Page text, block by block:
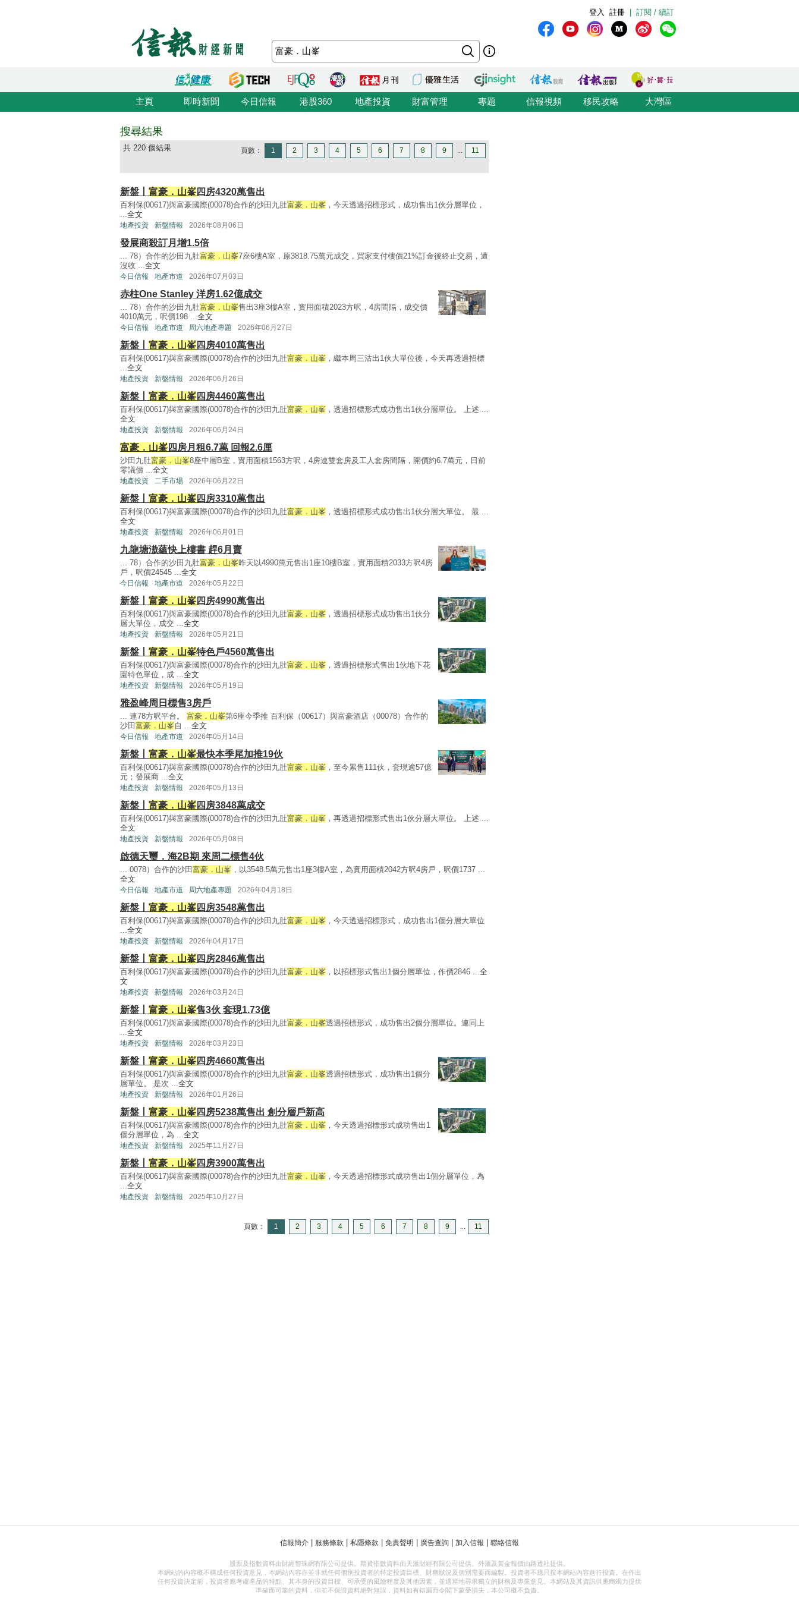
訂閱 / 續訂
註冊
登入
主頁 即時新聞 今日信報 港股360 地產投資 財富管理 專題 信報視頻 移民攻略 大灣區
搜尋結果
共 220 個結果 頁數： 1 2 3 4 5 6 7 8 9 ... 11
新盤丨 富豪．山峯四房4320萬售出
百利保(00617)與富豪國際(00078)合作的沙田九肚富豪．山峯 ，今天透過招標形式，成功售出1伙分層單位，
...全文
地產投資 新盤情報 2026年08月06日
發展商殺訂月增1.5倍
... 78）合作的沙田九肚富豪．山峯7座6樓A室，原3818.75萬元成交，買家支付樓價21%訂金後終止交易，遭
沒收 ...全文
今日信報 地產市道 2026年07月03日
赤柱One Stanley 洋房1.62億成交
... 78）合作的沙田九肚富豪．山峯售出3座3樓A室，實用面積2023方呎，4房間隔，成交價
4010萬元，呎價198 ...全文
今日信報 地產市道 周六地產專題 2026年06月27日
新盤丨 富豪．山峯四房4010萬售出
百利保(00617)與富豪國際(00078)合作的沙田九肚富豪．山峯 ，繼本周三沽出1伙大單位後，今天再透過招標
...全文
地產投資 新盤情報 2026年06月26日
新盤丨 富豪．山峯四房4460萬售出
百利保(00617)與富豪國際(00078)合作的沙田九肚富豪．山峯 ，透過招標形式成功售出1伙分層單位。 上述 ...
全文
地產投資 新盤情報 2026年06月24日
富豪．山峯四房月租6.7萬 回報2.6厘
沙田九肚富豪．山峯8座中層B室，實用面積1563方呎，4房連雙套房及工人套房間隔，開價約6.7萬元，日前
零議價 ...全文
地產投資 二手市場 2026年06月22日
新盤丨 富豪．山峯四房3310萬售出
百利保(00617)與富豪國際(00078)合作的沙田九肚富豪．山峯 ，透過招標形式成功售出1伙分層大單位。 最 ...
全文
地產投資 新盤情報 2026年06月01日
九龍塘滶蘊快上樓書 趕6月賣
... 78）合作的沙田九肚富豪．山峯昨天以4990萬元售出1座10樓B室，實用面積2033方呎4房
戶，呎價24545 ...全文
今日信報 地產市道 2026年05月22日
新盤丨 富豪．山峯四房4990萬售出
百利保(00617)與富豪國際(00078)合作的沙田九肚富豪．山峯 ，透過招標形式成功售出1伙分
層大單位，成交 ...全文
地產投資 新盤情報 2026年05月21日
新盤丨 富豪．山峯特色戶4560萬售出
百利保(00617)與富豪國際(00078)合作的沙田九肚富豪．山峯 ，透過招標形式售出1伙地下花
園特色單位，成 ...全文
地產投資 新盤情報 2026年05月19日
雅盈峰周日標售3房戶
... 連78方呎平台。 富豪．山峯第6座今季推 百利保（00617）與富豪酒店（00078）合作的
沙田 富豪．山峯自 ...全文
今日信報 地產市道 2026年05月14日
新盤丨 富豪．山峯最快本季尾加推19伙
百利保(00617)與富豪國際(00078)合作的沙田九肚富豪．山峯 ，至今累售111伙，套現逾57億
元；發展商 ...全文
地產投資 新盤情報 2026年05月13日
新盤丨 富豪．山峯四房3848萬成交
百利保(00617)與富豪國際(00078)合作的沙田九肚富豪．山峯 ，再透過招標形式售出1伙分層大單位。 上述 ...
全文
地產投資 新盤情報 2026年05月08日
啟德天璽．海2B期 來周二標售4伙
... 0078）合作的沙田 富豪．山峯 ，以3548.5萬元售出1座3樓A室，為實用面積2042方呎4房戶，呎價1737 ...
全文
今日信報 地產市道 周六地產專題 2026年04月18日
新盤丨 富豪．山峯四房3548萬售出
百利保(00617)與富豪國際(00078)合作的沙田九肚富豪．山峯 ，今天透過招標形式，成功售出1個分層大單位
...全文
地產投資 新盤情報 2026年04月17日
新盤丨 富豪．山峯四房2846萬售出
百利保(00617)與富豪國際(00078)合作的沙田九肚富豪．山峯 ，以招標形式售出1個分層單位，作價2846 ...全
文
地產投資 新盤情報 2026年03月24日
新盤丨 富豪．山峯售3伙 套現1.73億
百利保(00617)與富豪國際(00078)合作的沙田九肚富豪．山峯透過招標形式，成功售出2個分層單位。連同上
...全文
地產投資 新盤情報 2026年03月23日
新盤丨 富豪．山峯四房4660萬售出
百利保(00617)與富豪國際(00078)合作的沙田九肚富豪．山峯透過招標形式，成功售出1個分
層單位。 是次 ...全文
地產投資 新盤情報 2026年01月26日
新盤丨 富豪．山峯四房5238萬售出 創分層戶新高
百利保(00617)與富豪國際(00078)合作的沙田九肚富豪．山峯 ，今天透過招標形式成功售出1
個分層單位，為 ...全文
地產投資 新盤情報 2025年11月27日
新盤丨 富豪．山峯四房3900萬售出
百利保(00617)與富豪國際(00078)合作的沙田九肚富豪．山峯 ，今天透過招標形式成功售出1個分層單位，為
...全文
地產投資 新盤情報 2025年10月27日
頁數： 1 2 3 4 5 6 7 8 9 ... 11
信報簡介 服務條款 私隱條款 免責聲明 廣告查詢 加入信報 聯絡信報
股票及指數資料由財經智珠網有限公司提供。期貨指數資料由天滙財經有限公司提供。外滙及黃金報價由路透社提供。
本網站的內容概不構成任何投資意見，本網站內容亦並非就任何個別投資者的特定投資目標、財務狀況及個別需要而編製。投資者不應只按本網站內容進行投資。在作出
任何投資決定前，投資者應考慮產品的特點、其本身的投資目標、可承受的風險程度及其他因素，並適當地尋求獨立的財務及專業意見。本網站及其資訊供應商竭力提供
準確而可靠的資料，但並不保證資料絕對無誤，資料如有錯漏而令閣下蒙受損失，本公司概不負責。